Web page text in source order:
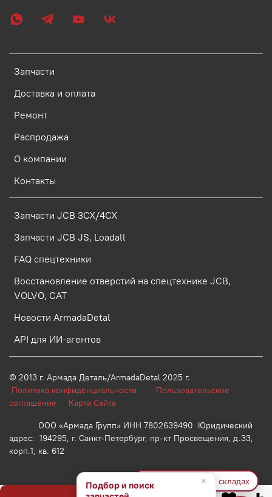
Запчасти
Доставка и оплата
Ремонт
Распродажа
О компании
Контакты
Запчасти JCB 3CX/4CX
Запчасти JCB JS, Loadall
FAQ спецтехники
Восстановление отверстий на спецтехнике JCB,
VOLVO, CAT
Новости ArmadaDetal
API для ИИ-агентов
© 2013 г. Армада Деталь/ArmadaDetal 2025 г.
Политика конфиденциальности
Пользовательское
соглашение Карта Сайта
ООО «Армада Групп» ИНН 7802639490 Юридический
адрес: 194295, г. Санкт-Петербург, пр-кт Просвещения, д.33,
корп.1, кв. 612
×
Подбор и поиск🔍 Найти на других складах